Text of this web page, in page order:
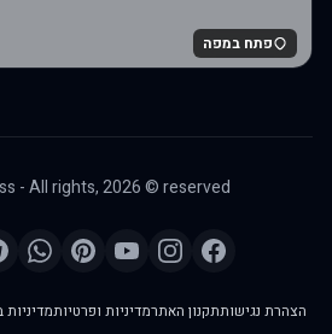
פתח במפה
- All rights,2026© reserved
הצהרת נגישותתקנון האתרמדיניות ופרטיות